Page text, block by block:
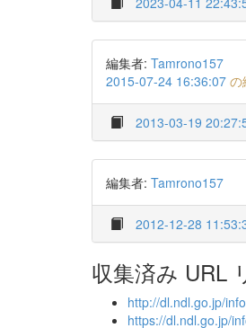
編集者: Tamrono157
2015-07-24 16:36:07 の
2013-03-19
編集者: Tamrono157
2012-12-28
収集済み URL
http://dl.ndl.go.jp/
https://dl.ndl.go.jp/